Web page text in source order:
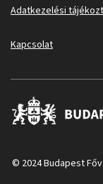
Adatkezelési
Kapcsolat
© 2024 Budapest